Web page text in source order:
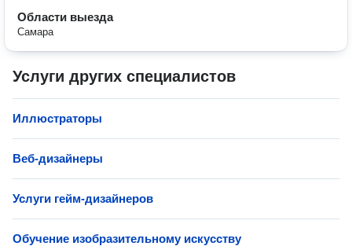
Области выезда
Самара
Услуги других специалистов
Иллюстраторы
Веб-дизайнеры
Услуги гейм-дизайнеров
Обучение изобразительному искусству